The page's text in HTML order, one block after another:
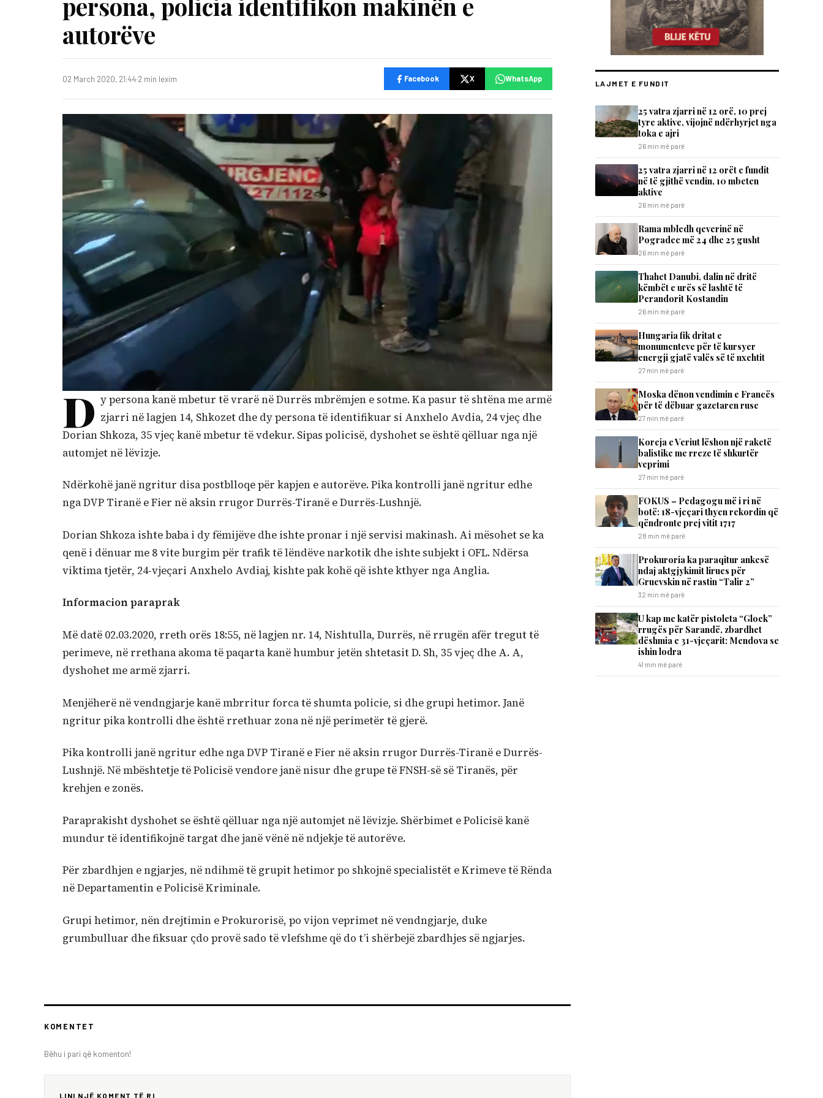
autorëve
02 March 2020, 21:44·2 min lexim Facebook X WhatsApp
D y persona kanë mbetur të vrarë në Durrës mbrëmjen e sotme. Ka pasur të shtëna me armë
zjarri në lagjen 14, Shkozet dhe dy persona të identifikuar si Anxhelo Avdia, 24 vjeç dhe
Dorian Shkoza, 35 vjeç kanë mbetur të vdekur. Sipas policisë, dyshohet se është qëlluar nga një
automjet në lëvizje.
Ndërkohë janë ngritur disa postblloqe për kapjen e autorëve. Pika kontrolli janë ngritur edhe
nga DVP Tiranë e Fier në aksin rrugor Durrës-Tiranë e Durrës-Lushnjë.
Dorian Shkoza ishte baba i dy fëmijëve dhe ishte pronar i një servisi makinash. Ai mësohet se ka
qenë i dënuar me 8 vite burgim për trafik të lëndëve narkotik dhe ishte subjekt i OFL. Ndërsa
viktima tjetër, 24-vjeçari Anxhelo Avdiaj, kishte pak kohë që ishte kthyer nga Anglia.
Informacion paraprak
Më datë 02.03.2020, rreth orës 18:55, në lagjen nr. 14, Nishtulla, Durrës, në rrugën afër tregut të
perimeve, në rrethana akoma të paqarta kanë humbur jetën shtetasit D. Sh, 35 vjeç dhe A. A,
dyshohet me armë zjarri.
Menjëherë në vendngjarje kanë mbrritur forca të shumta policie, si dhe grupi hetimor. Janë
ngritur pika kontrolli dhe është rrethuar zona në një perimetër të gjerë.
Pika kontrolli janë ngritur edhe nga DVP Tiranë e Fier në aksin rrugor Durrës-Tiranë e Durrës-
Lushnjë. Në mbështetje të Policisë vendore janë nisur dhe grupe të FNSH-së së Tiranës, për
krehjen e zonës.
Paraprakisht dyshohet se është qëlluar nga një automjet në lëvizje. Shërbimet e Policisë kanë
mundur të identifikojnë targat dhe janë vënë në ndjekje të autorëve.
Për zbardhjen e ngjarjes, në ndihmë të grupit hetimor po shkojnë specialistët e Krimeve të Rënda
në Departamentin e Policisë Kriminale.
Grupi hetimor, nën drejtimin e Prokurorisë, po vijon veprimet në vendngjarje, duke
grumbulluar dhe fiksuar çdo provë sado të vlefshme që do t’i shërbejë zbardhjes së ngjarjes.
KOMENTET
Bëhu i pari që komenton!
LINI NJË KOMENT TË RI
LAJMET E FUNDIT
25 vatra zjarri në 12 orë, 10 prej
tyre aktive, vijojnë ndërhyrjet nga
toka e ajri
26 min më parë
25 vatra zjarri në 12 orët e fundit
në të gjithë vendin, 10 mbeten
aktive
26 min më parë
Rama mbledh qeverinë në
Pogradec më 24 dhe 25 gusht
26 min më parë
Thahet Danubi, dalin në dritë
këmbët e urës së lashtë të
Perandorit Kostandin
26 min më parë
Hungaria fik dritat e
monumenteve për të kursyer
energji gjatë valës së të nxehtit
27 min më parë
Moska dënon vendimin e Francës
për të dëbuar gazetaren ruse
27 min më parë
Koreja e Veriut lëshon një raketë
balistike me rreze të shkurtër
veprimi
27 min më parë
FOKUS – Pedagogu më i ri në
botë: 18-vjeçari thyen rekordin që
qëndronte prej vitit 1717
28 min më parë
Prokuroria ka paraqitur ankesë
ndaj aktgjykimit lirues për
Gruevskin në rastin “Talir 2”
32 min më parë
U kap me katër pistoleta “Glock”
rrugës për Sarandë, zbardhet
dëshmia e 31-vjeçarit: Mendova se
ishin lodra
41 min më parë